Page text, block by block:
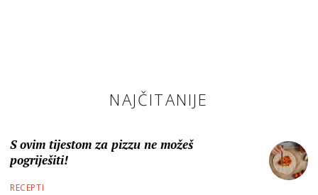
NAJČITANIJE
S ovim tijestom za pizzu ne možeš
pogriješiti!
RECEPTI